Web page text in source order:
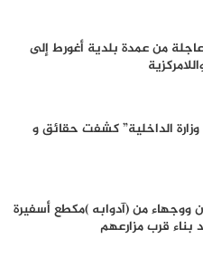
من عمدة بلدية أغورط إلى
الداخلية” كشفت حقائق و
ووجهاء من (آدوابه )مكطع أسفيرة
قرب مزارعهم